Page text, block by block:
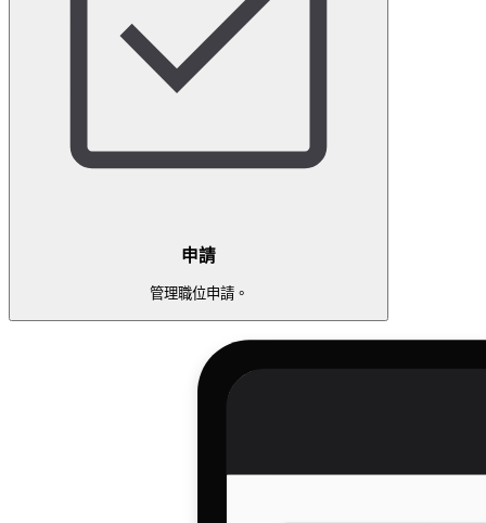
申請
管理職位申請。